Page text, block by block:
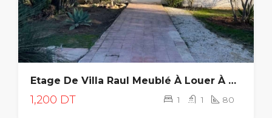
Etage De Villa Raul Meublé À Louer À Gammarth
1,200 DT 1 1 80